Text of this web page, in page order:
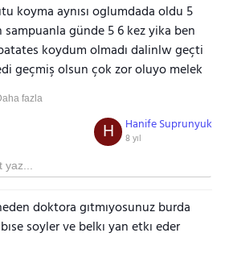
koyma aynısı oglumdada oldu 5
sampuanla günde 5 6 kez yika ben
koydum olmadı dalinlw geçti
geçmiş olsun çok zor oluyo melek
fazla
Hanife Suprunyuk
8 yıl
H
doktora gıtmıyosunuz burda
soyler ve belkı yan etkı eder